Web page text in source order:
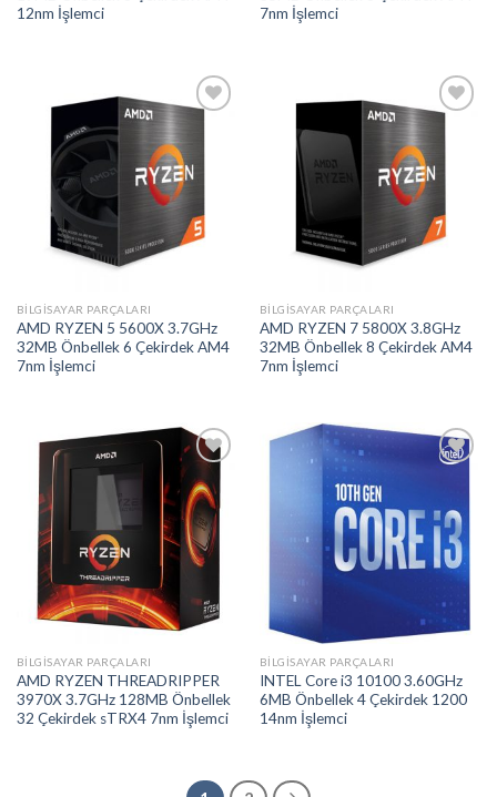
12nm İşlemci
7nm İşlemci
Add to
wishlist
BILGISAYAR PARÇALARI
AMD RYZEN 5 5600X 3.7GHz
32MB Önbellek 6 Çekirdek AM4
7nm İşlemci
Add to
wishlist
BILGISAYAR PARÇALARI
AMD RYZEN 7 5800X 3.8GHz
32MB Önbellek 8 Çekirdek AM4
7nm İşlemci
Add to
wishlist
BILGISAYAR PARÇALARI
AMD RYZEN THREADRIPPER
3970X 3.7GHz 128MB Önbellek
32 Çekirdek sTRX4 7nm İşlemci
Add to
wishlist
BILGISAYAR PARÇALARI
INTEL Core i3 10100 3.60GHz
6MB Önbellek 4 Çekirdek 1200
14nm İşlemci